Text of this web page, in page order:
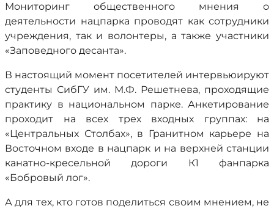
Мониторинг общественного мнения о
деятельности нацпарка проводят как сотрудники
учреждения, так и волонтеры, а также участники
«Заповедного десанта».
В настоящий момент посетителей интервьюируют
студенты СибГУ им. М.Ф. Решетнева, проходящие
практику в национальном парке. Анкетирование
проходит на всех трех входных группах: на
«Центральных Столбах», в Гранитном карьере на
Восточном входе в нацпарк и на верхней станции
канатно-кресельной дороги К1 фанпарка
«Бобровый лог».
А для тех, кто готов поделиться своим мнением, не